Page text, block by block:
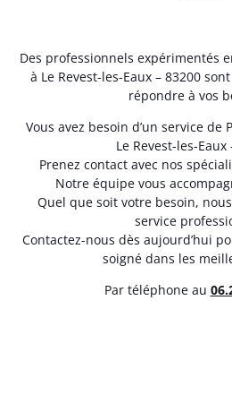
Des professionnels expérimentés
à Le Revest-les-Eaux – 83200
répondre à vos
Vous avez besoin d’un service de
Le Revest-les-Eaux
Prenez contact avec nos
Notre équipe vous
Quel que soit votre besoin,
service
Contactez-nous dès aujourd’hui
soigné dans les
Par téléphone au